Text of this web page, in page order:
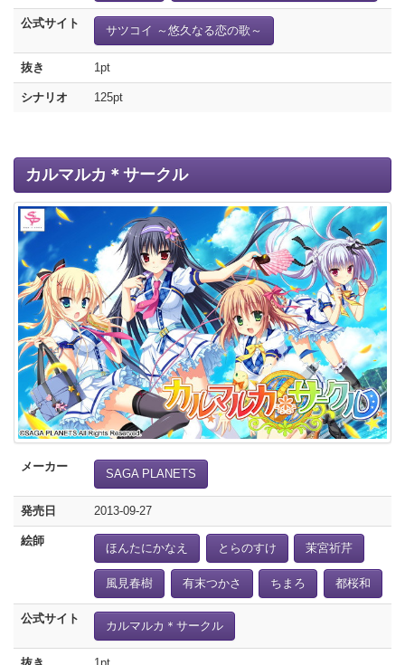
公式サイト
サツコイ ～悠久なる恋の歌～
抜き 1pt
シナリオ 125pt
カルマルカ＊サークル
メーカー
SAGA PLANETS
発売日 2013-09-27
絵師
ほんたにかなえ とらのすけ 茉宮祈芹
風見春樹 有末つかさ ちまろ 都桜和
公式サイト
カルマルカ＊サークル